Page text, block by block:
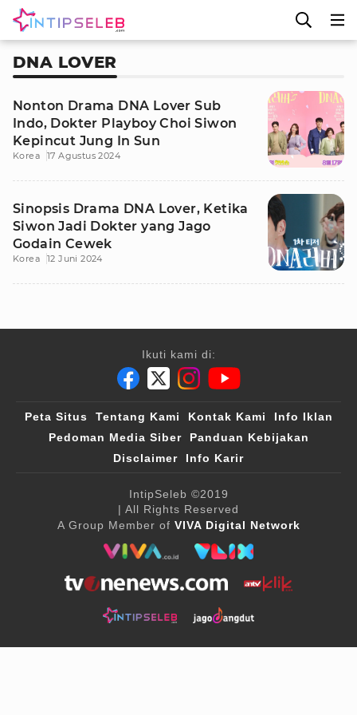
DNA LOVER
Nonton Drama DNA Lover Sub
Indo, Dokter Playboy Choi Siwon
Kepincut Jung In Sun
Korea 17 Agustus 2024
Sinopsis Drama DNA Lover, Ketika
Siwon Jadi Dokter yang Jago
Godain Cewek
Korea 12 Juni 2024
Ikuti kami di:
Peta Situs Tentang Kami Kontak Kami
Info Iklan
Pedoman Media Siber
Panduan Kebijakan
Disclaimer
Info Karir
IntipSeleb ©2019
| All Rights Reserved
A Group Member of VIVA Digital Network